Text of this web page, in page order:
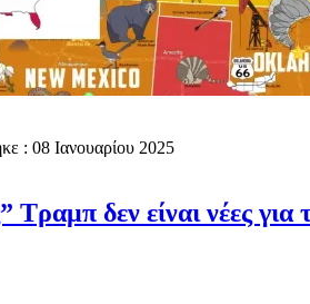
: 08 Ιανουαρίου 2025
Τραμπ δεν είναι νέες